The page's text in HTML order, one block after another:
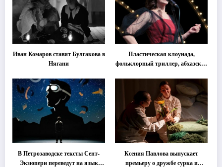
Иван Комаров ставит Булгакова в
Нягани
Пластическая клоунада,
фольклорный триллер, абхазская
втором этапе фестиваля
«Монокль»
В Петрозаводске тексты Сент-
Экзюпери переведут на язык
Ксения Павлова выпускает
премьеру о дружбе сурка и